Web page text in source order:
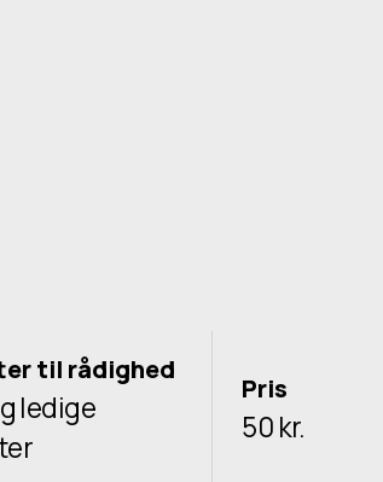
til rådighed
ledige
Pris
50 kr.